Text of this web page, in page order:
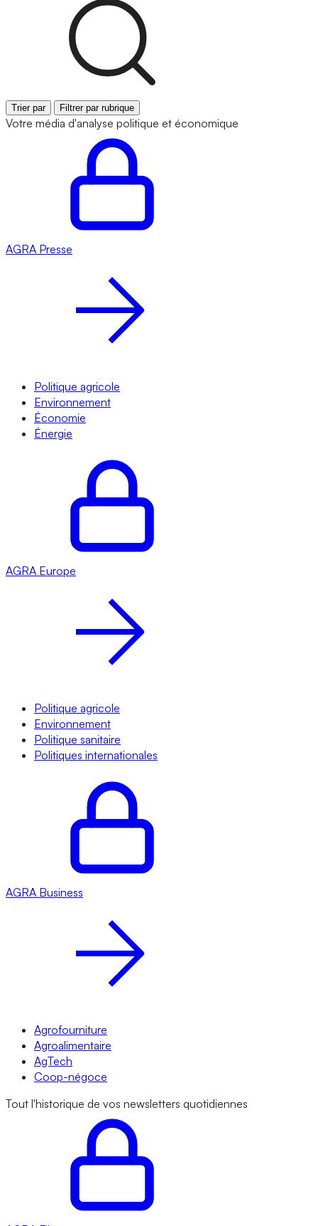
Trier par Filtrer par rubrique
Votre média d'analyse politique et économique
AGRA Presse
Politique agricole
Environnement
Économie
Énergie
AGRA Europe
Politique agricole
Environnement
Politique sanitaire
Politiques internationales
AGRA Business
Agrofourniture
Agroalimentaire
AgTech
Coop-négoce
Tout l'historique de vos newsletters quotidiennes